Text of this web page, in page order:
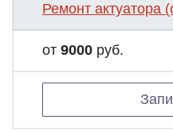
Ремонт актуатора
от 9000 руб.